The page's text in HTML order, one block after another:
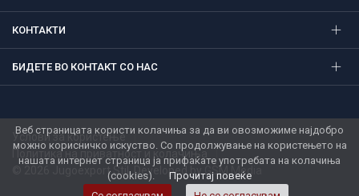
КОНТАКТИ
БИДЕТЕ ВО КОНТАКТ СО НАС
Услови за користење
Политика на приватност и колачиња
© 2026 Jugoexport Stil. Developed by
GSM Media
Веб страницата користи колачиња за да ви овозможиме најдобро
можно корисничко искуство. Со продолжување на користењето на
нашата интернет страница ја прифаќате употребата на колачиња
(cookies).
Прочитај повеќе